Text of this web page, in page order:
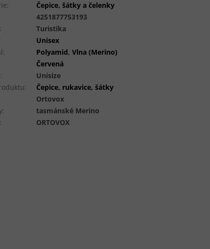
:
Čepice, šátky a čelenky
4251877753193
:
Turistika
:
Unisex
: Polyamid,Vlna (Merino)
Červená
:
Unisize
:
Čepice, rukavice, šátky
Ortovox
:
tasmánské Merino
: ORTOVOX